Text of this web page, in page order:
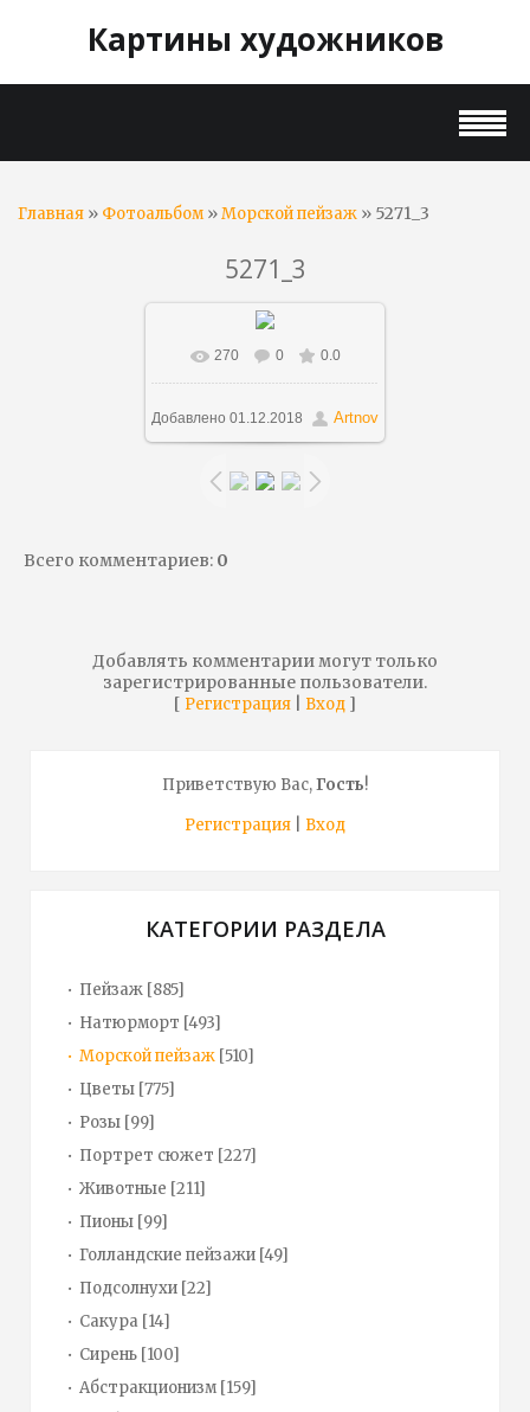
Картины художников
Главная » Фотоальбом»Морской пейзаж » 5271_3
5271_3
В реальном размере
1152x921 / 171.7Kb
270 0 0.0
Добавлено 01.12.2018 Artnov
Всего комментариев: 0
Добавлять комментарии могут только
зарегистрированные пользователи.
[ Регистрация Вход ]
Приветствую Вас,Гость!
Регистрация
Вход
КАТЕГОРИИ РАЗДЕЛА
Пейзаж [885]
Натюрморт [493]
Морской пейзаж [510]
Цветы [775]
Розы [99]
Портрет сюжет [227]
Животные [211]
Пионы [99]
Голландские пейзажи [49]
Подсолнухи [22]
Сакура [14]
Сирень [100]
Абстракционизм [159]